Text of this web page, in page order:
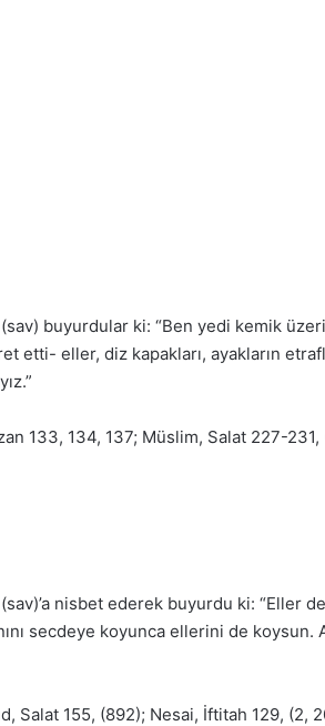
buyurdular ki: “Ben yedi kemik
etti- eller, diz kapakları, ayakların
133, 134, 137; Müslim, Salat 227-231,
nisbet ederek buyurdu ki: “Eller
secdeye koyunca ellerini de koysun.
Salat 155, (892); Nesai, İftitah 129, (2,